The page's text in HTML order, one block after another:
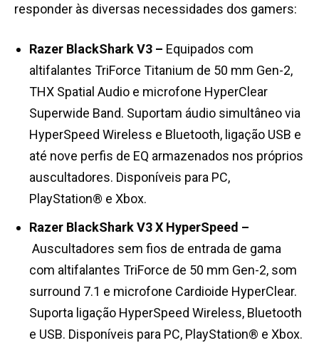
responder às diversas necessidades dos gamers:
Razer BlackShark V3 – Equipados com
altifalantes TriForce Titanium de 50 mm Gen-2,
THX Spatial Audio e microfone HyperClear
Superwide Band. Suportam áudio simultâneo via
HyperSpeed Wireless e Bluetooth, ligação USB e
até nove perfis de EQ armazenados nos próprios
auscultadores. Disponíveis para PC,
PlayStation® e Xbox.
Razer BlackShark V3 X HyperSpeed –
Auscultadores sem fios de entrada de gama
com altifalantes TriForce de 50 mm Gen-2, som
surround 7.1 e microfone Cardioide HyperClear.
Suporta ligação HyperSpeed Wireless, Bluetooth
e USB. Disponíveis para PC, PlayStation® e Xbox.